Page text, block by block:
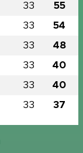
33 55
33 54
33 48
33 40
33 40
33 37